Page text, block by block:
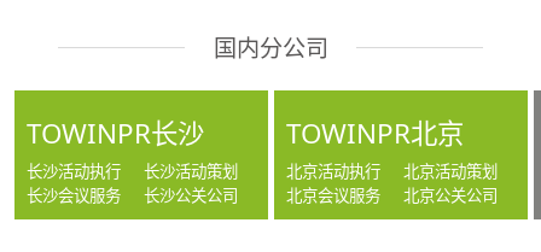
国内分公司
TOWINPR长沙
长沙活动执行
长沙活动策划
长沙会议服务
长沙公关公司
TOWINPR北京
北京活动执行
北京活动策划
北京会议服务
北京公关公司